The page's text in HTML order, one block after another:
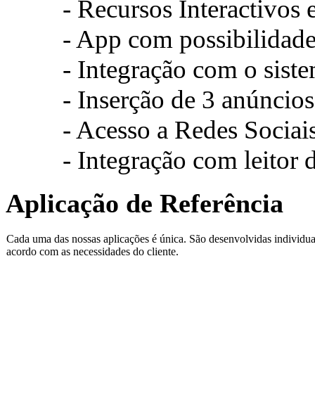
- Recursos Interactivos
- App com possibilidade
- Integração com o
- Inserção de 3 anúncios
- Acesso a Redes
- Integração com leitor
Aplicação de Referência
Cada uma das nossas aplicações é única. São desenvolvidas
acordo com as necessidades do cliente.